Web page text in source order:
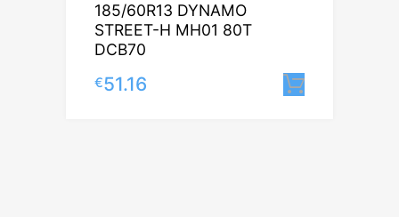
185/60R13 DYNAMO
STREET-H MH01 80T
DCB70
€51.16